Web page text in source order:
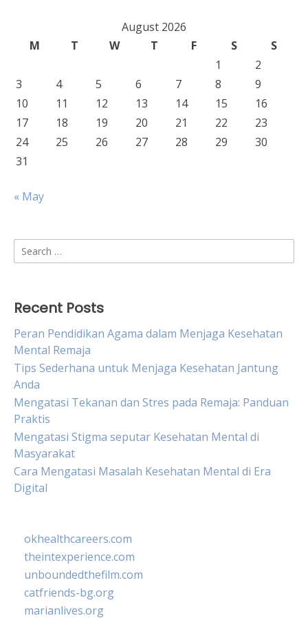
August 2026
M
T W T F S
S
1
2
3
4 5 6 7 8
9
10
11 12 13 14 15
16
17
18 19 20 21 22
23
24
25 26 27 28 29
30
31
« May
Search
for:
Recent Posts
Peran Pendidikan Agama dalam Menjaga Kesehatan
Mental Remaja
Tips Sederhana untuk Menjaga Kesehatan Jantung
Anda
Mengatasi Tekanan dan Stres pada Remaja: Panduan
Praktis
Mengatasi Stigma seputar Kesehatan Mental di
Masyarakat
Cara Mengatasi Masalah Kesehatan Mental di Era
Digital
okhealthcareers.com
theintexperience.com
unboundedthefilm.com
catfriends-bg.org
marianlives.org